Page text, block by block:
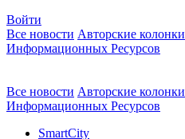
Войти
Все новости Авторские колонки
Информационных Ресурсов
Все новости Авторские колонки
Информационных Ресурсов
SmartCity